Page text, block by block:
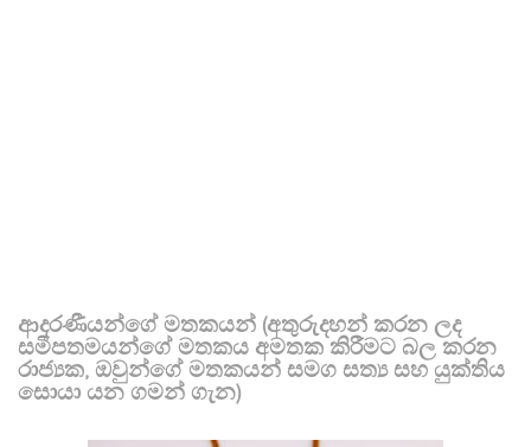
ආදරණීයන්ගේ මතකයන් (අතුරුදහන් කරන ලද
සමීපතමයන්ගේ මතකය අමතක කිරීමට බල කරන
රාජ්‍යක, ඔවුන්ගේ මතකයන් සමග සත්‍ය සහ යුක්තිය
සොයා යන ගමන් ගැන)